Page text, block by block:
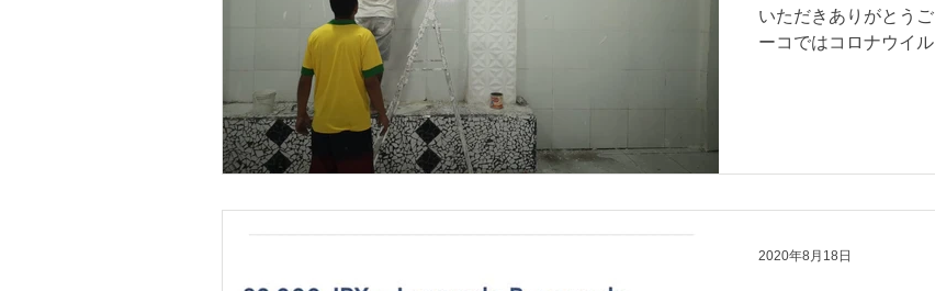
いただきありがとう
ーコではコロナウイ
2020年8月18日